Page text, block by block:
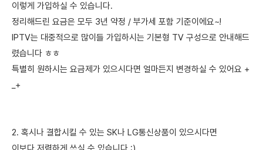
이렇게 가입하실 수 있습니다.
정리해드린 요금은 모두 3년 약정 / 부가세 포함 기준이에요~!
IPTV는 대중적으로 많이들 가입하시는 기본형 TV 구성으로 안내해드
렸습니다 ㅎㅎ
특별히 원하시는 요금제가 있으시다면 얼마든지 변경하실 수 있어요 +
_+
2. 혹시나 결합시킬 수 있는 SK나 LG통신상품이 있으시다면